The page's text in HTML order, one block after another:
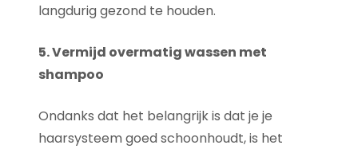
langdurig gezond te houden.
5. Vermijd overmatig wassen met
shampoo
Ondanks dat het belangrijk is dat je je
haarsysteem goed schoonhoudt, is het